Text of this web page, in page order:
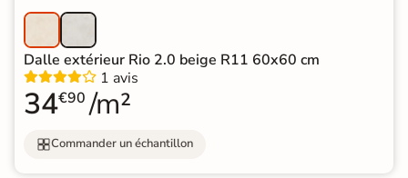
Dalle extérieur Rio 2.0 beige R11 60x60 cm
1 avis
34€90 /m²
Commander un échantillon